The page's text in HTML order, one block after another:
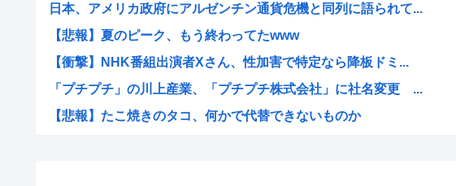
日本、アメリカ政府にアルゼンチン通貨危機と同列に語られて...
【悲報】夏のピーク、もう終わってたwww
【衝撃】NHK番組出演者Xさん、性加害で特定なら降板ドミ...
「プチプチ」の川上産業、「プチプチ株式会社」に社名変更 ...
【悲報】たこ焼きのタコ、何かで代替できないものか